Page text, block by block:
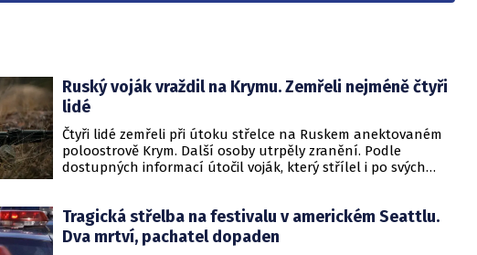
Ruský voják vraždil na Krymu. Zemřeli nejméně čtyři
lidé
Čtyři lidé zemřeli při útoku střelce na Ruskem anektovaném
poloostrově Krym. Další osoby utrpěly zranění. Podle
dostupných informací útočil voják, který střílel i po svých
Tragická střelba na festivalu v americkém Seattlu.
Dva mrtví, pachatel dopaden